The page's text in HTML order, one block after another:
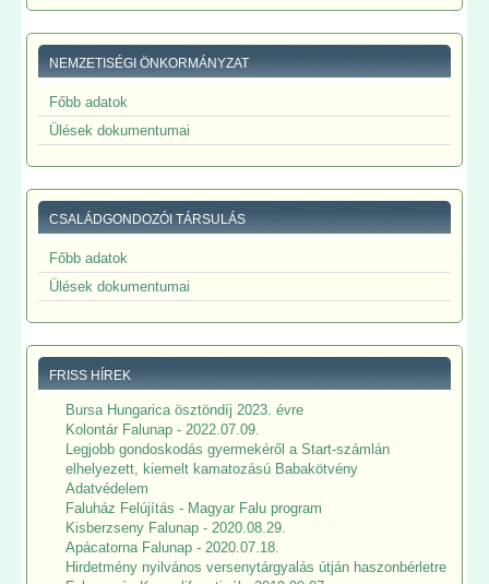
NEMZETISÉGI ÖNKORMÁNYZAT
Főbb adatok
Ülések dokumentumai
CSALÁDGONDOZÓI TÁRSULÁS
Főbb adatok
Ülések dokumentumai
FRISS HÍREK
Bursa Hungarica ösztöndíj 2023. évre
Kolontár Falunap - 2022.07.09.
Legjobb gondoskodás gyermekéről a Start-számlán
elhelyezett, kiemelt kamatozású Babakötvény
Adatvédelem
Faluház Felújítás - Magyar Falu program
Kisberzseny Falunap - 2020.08.29.
Apácatorna Falunap - 2020.07.18.
Hirdetmény nyilvános versenytárgyalás útján haszonbérletre